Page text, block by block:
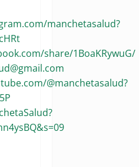
manchetasalud?
share/1BoaKRywuG/
@manchetasalud?